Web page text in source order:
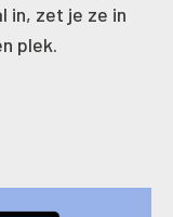
in, zet je ze in
plek.